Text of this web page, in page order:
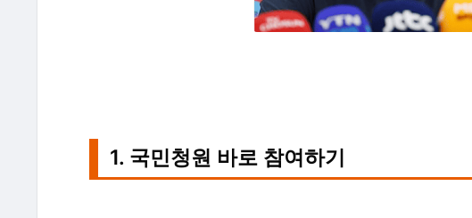
1. 국민청원 바로 참여하기